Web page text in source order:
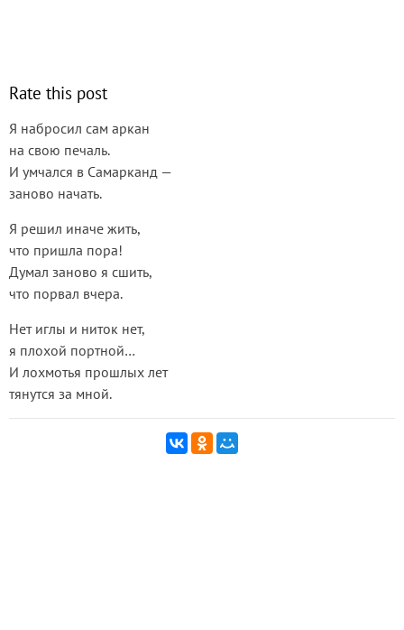
Rate this post
Я набросил сам аркан
на свою печаль.
И умчался в Самарканд —
заново начать.
Я решил иначе жить,
что пришла пора!
Думал заново я сшить,
что порвал вчера.
Нет иглы и ниток нет,
я плохой портной…
И лохмотья прошлых лет
тянутся за мной.